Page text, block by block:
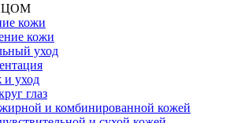
кожи
кожи
уход
уход
глаз
жирной и комбинированной кожей